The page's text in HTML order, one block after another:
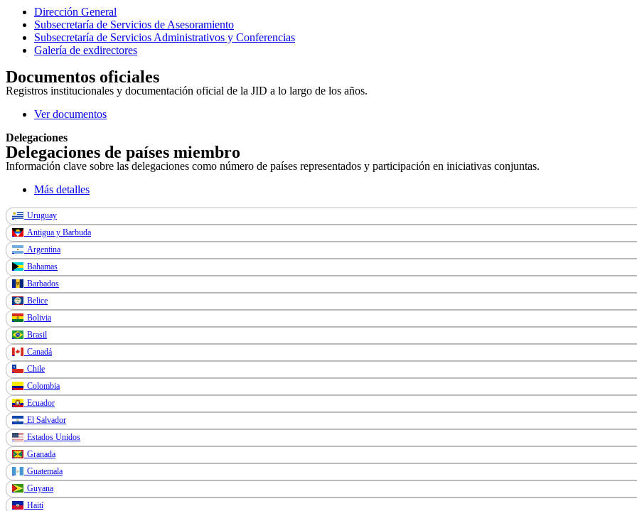
Dirección General
Subsecretaría de Servicios de Asesoramiento
Subsecretaría de Servicios Administrativos y Conferencias
Galería de exdirectores
Documentos oficiales
Registros institucionales y documentación oficial de la JID a lo largo de los años.
Ver documentos
Delegaciones
Delegaciones de países miembro
Información clave sobre las delegaciones como número de países representados y participación en iniciativas conjuntas.
Más detalles
Uruguay
Antigua y Barbuda
Argentina
Bahamas
Barbados
Belice
Bolivia
Brasil
Canadá
Chile
Colombia
Ecuador
El Salvador
Estados Unidos
Granada
Guatemala
Guyana
Haití